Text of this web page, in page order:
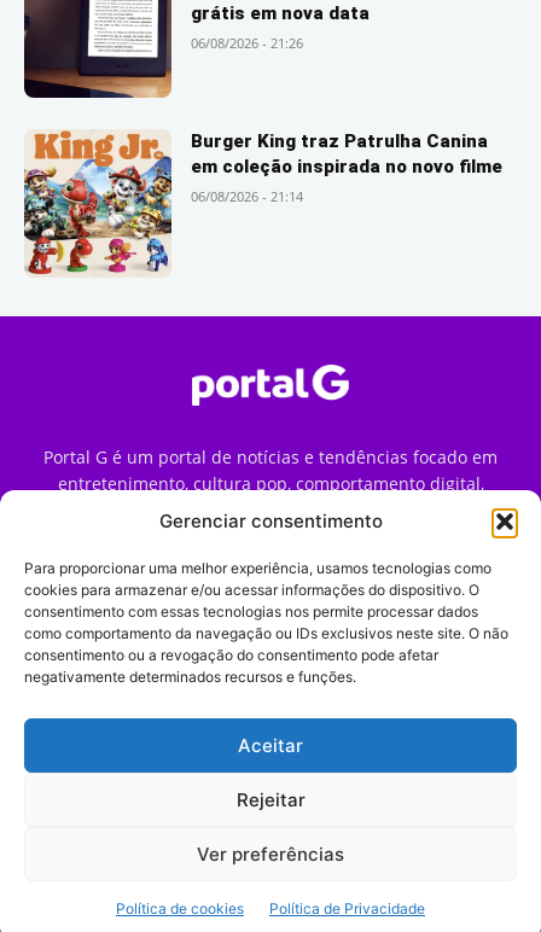
Gerenciar consentimento
Para proporcionar uma melhor experiência, usamos tecnologias como
cookies para armazenar e/ou acessar informações do dispositivo. O
consentimento com essas tecnologias nos permite processar dados
como comportamento da navegação ou IDs exclusivos neste site. O não
consentimento ou a revogação do consentimento pode afetar
negativamente determinados recursos e funções.
Aceitar
Rejeitar
Ver preferências
Política de cookies Política de Privacidade
grátis em nova data
06/08/2026 - 21:26
Burger King traz Patrulha Canina
em coleção inspirada no novo filme
06/08/2026 - 21:14
Portal G é um portal de notícias e tendências focado em
entretenimento, cultura pop, comportamento digital,
streaming, games e iniciativas de marca que impactam a
forma como o público vive e consome internet no Brasil.
Contato:contato@portalg.com.br
Início Sobre
Termos de Uso
Política de Privacidade
Contato
tendências de consumo, marketing e comportamento digital.